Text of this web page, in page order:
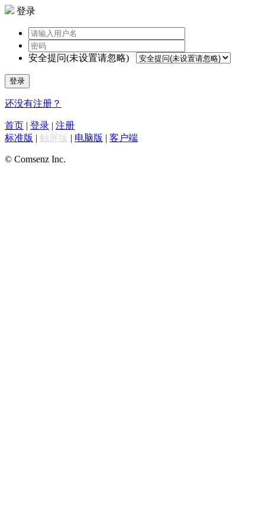
登录
安全提问(未设置请忽略)
登录
还没有注册？
首页 | 登录 | 注册
标准版 | 触屏版 | 电脑版 | 客户端
© Comsenz Inc.